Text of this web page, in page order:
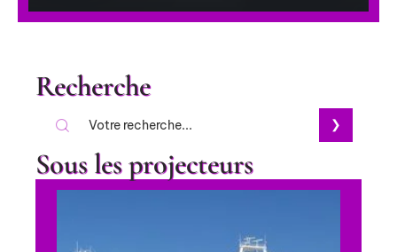
Recherche
Sous les projecteurs